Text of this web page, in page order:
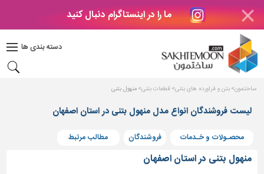
ما را در اینستاگرام دنبال کنید
دسته بندی ها
دکوراسیون
بتن
های
بتنی
و
پنجره
ساختمون بتن و فراورده های بتنی قطعات بتنی منهول بتنی
لیست فروشندگان انواع مدل منهول بتنی در استان اصفهان
محصـولات و خـدمات فروشندگان مطالب مرتبط
منهول بتنی در استان اصفهان